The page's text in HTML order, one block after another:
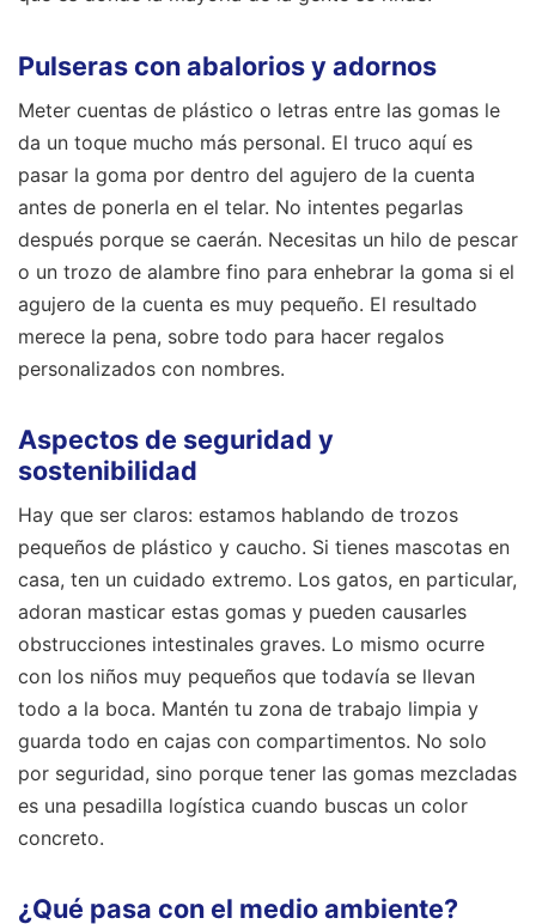
Pulseras con abalorios y adornos
Meter cuentas de plástico o letras entre las gomas le
da un toque mucho más personal. El truco aquí es
pasar la goma por dentro del agujero de la cuenta
antes de ponerla en el telar. No intentes pegarlas
después porque se caerán. Necesitas un hilo de pescar
o un trozo de alambre fino para enhebrar la goma si el
agujero de la cuenta es muy pequeño. El resultado
merece la pena, sobre todo para hacer regalos
personalizados con nombres.
Aspectos de seguridad y
sostenibilidad
Hay que ser claros: estamos hablando de trozos
pequeños de plástico y caucho. Si tienes mascotas en
casa, ten un cuidado extremo. Los gatos, en particular,
adoran masticar estas gomas y pueden causarles
obstrucciones intestinales graves. Lo mismo ocurre
con los niños muy pequeños que todavía se llevan
todo a la boca. Mantén tu zona de trabajo limpia y
guarda todo en cajas con compartimentos. No solo
por seguridad, sino porque tener las gomas mezcladas
es una pesadilla logística cuando buscas un color
concreto.
¿Qué pasa con el medio ambiente?